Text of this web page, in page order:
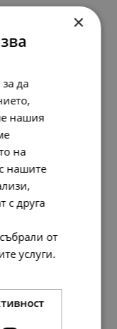
and People
×
да
нашия
на
нашите
с друга
от
услуги.